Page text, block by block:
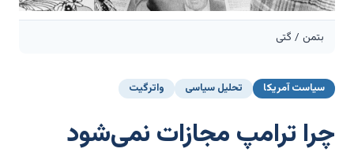
بتمن / گتی
سیاست آمریکا تحلیل سیاسی واترگیت
چرا ترامپ مجازات نمی‌شود